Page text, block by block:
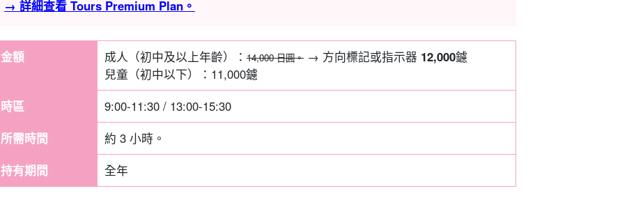
→ 詳細查看 Tours Premium Plan。
金額 成人（初中及以上年齡）： 14,000 日圓。 → 方向標記或指示器 12,000鑢
兒童（初中以下）： 11,000鑢
時區
9:00-11:30 / 13:00-15:30
所需時間
約 3 小時。
持有期間
全年